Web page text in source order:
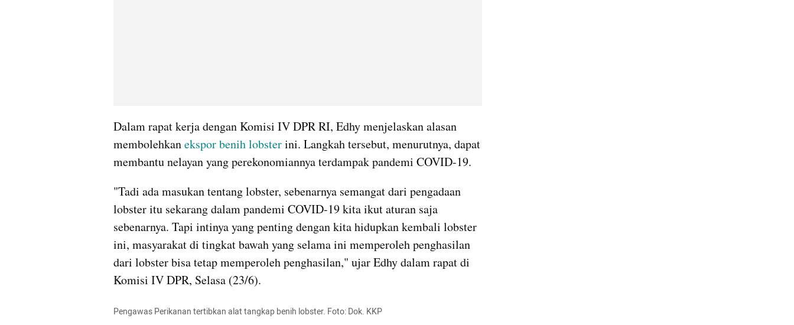
Dalam rapat kerja dengan Komisi IV DPR RI, Edhy menjelaskan alasan
membolehkan ekspor benih lobster ini. Langkah tersebut, menurutnya, dapat
membantu nelayan yang perekonomiannya terdampak pandemi COVID-19.
"Tadi ada masukan tentang lobster, sebenarnya semangat dari pengadaan
lobster itu sekarang dalam pandemi COVID-19 kita ikut aturan saja
sebenarnya. Tapi intinya yang penting dengan kita hidupkan kembali lobster
ini, masyarakat di tingkat bawah yang selama ini memperoleh penghasilan
dari lobster bisa tetap memperoleh penghasilan," ujar Edhy dalam rapat di
Komisi IV DPR, Selasa (23/6).
Pengawas Perikanan tertibkan alat tangkap benih lobster. Foto: Dok. KKP